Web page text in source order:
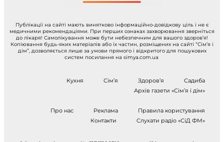
Публікації на сайті мають винятково інформаційно-довідкову ціль і не є
медичними рекомендаціями. При перших ознаках захворювання зверніться
до лікаря! Самолікування може бути небезпечним для вашого здоров’я!
Копіювання будь-яких матеріалів або їх частин, розміщених на сайті “Сім’я і
дім”, дозволяється лише за умови прямого і відкритого для пошукових
систем посилання на simya.com.ua
Кухня Сім’я Здоров’я
Садиба
Архів газети «Сім’я і дім»
Про нас Реклама
Правила користування
Контакти
Слухати радіо «СіД ФМ»